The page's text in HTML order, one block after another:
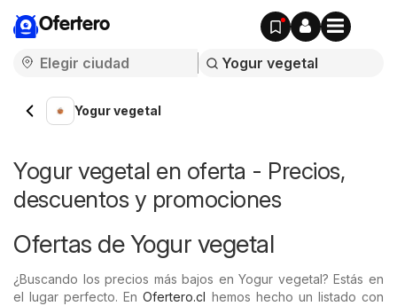
Ofertero
Yogur vegetal
Yogur vegetal en oferta - Precios,
descuentos y promociones
Ofertas de Yogur vegetal
¿Buscando los precios más bajos en Yogur vegetal? Estás en
el lugar perfecto. EnOfertero.cl hemos hecho un listado con